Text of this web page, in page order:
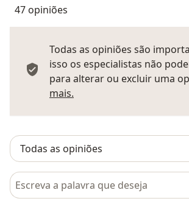
47 opiniões
Todas as opiniões são
isso os especialistas não
para alterar ou excluir uma
mais.
Pesquisar em opiniões